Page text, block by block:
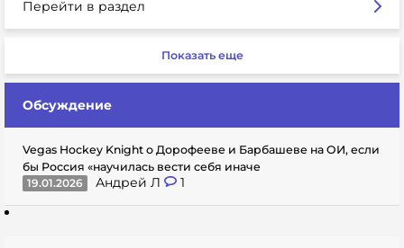
Перейти в раздел
Показать еще
Обсуждение
Vegas Hockey Knight о Дорофееве и Барбашеве на ОИ, если
бы Россия «научилась вести себя иначе
19.01.2026
Андрей Л 1